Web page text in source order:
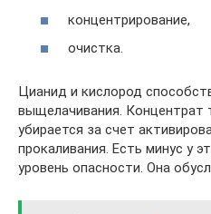
концентрирование,
очистка.
Цианид и кислород
выщелачивания. Концентрат
убирается за счет
прокаливания. Есть минус у
уровень опасности. Она